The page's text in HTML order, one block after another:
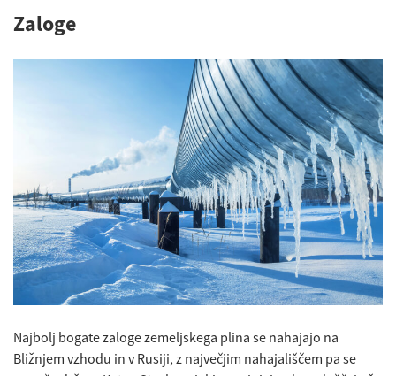
Zaloge
Najbolj bogate zaloge zemeljskega plina se nahajajo na
Bližnjem vzhodu in v Rusiji, z največjim nahajališčem pa se